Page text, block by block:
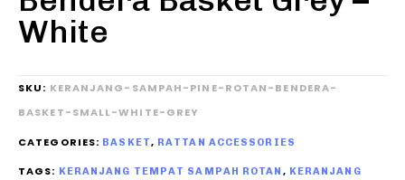
White
SKU: KERANJANG-SAMPAH-PINE-ROTAN-BENDERA-
BASKET-SMALL-WHITE-GREY
CATEGORIES: BASKET, RATTAN ACCESSORIES
TAGS: KERANJANG TEMPAT SAMPAH ROTAN , KERANJANG